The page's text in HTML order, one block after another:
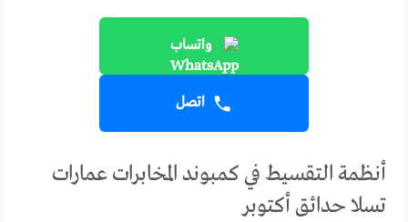
واتساب
اتصل
أنظمة التقسيط في كمبوند المخابرات عمارات
تسلا حدائق أكتوبر